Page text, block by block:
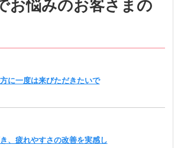
お悩みのお客さまの
に一度は来びただきたいで
、疲れやすさの改善を実感し